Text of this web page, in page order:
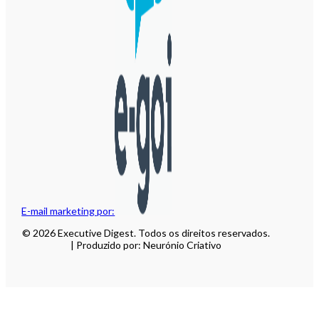
E-mail marketing por:
© 2026 Executive Digest. Todos os direitos reservados.
| Produzido por: Neurónio Criativo